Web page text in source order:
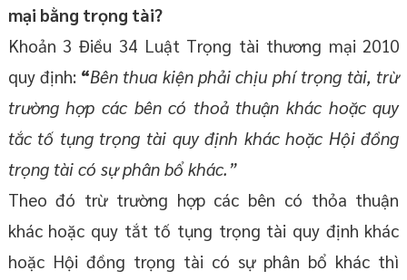
mại bằng trọng tài?
Khoản 3 Điều 34 Luật Trọng tài thương mại 2010
quy định: “Bên thua kiện phải chịu phí trọng tài, trừ
trường hợp các bên có thoả thuận khác hoặc quy
tắc tố tụng trọng tài quy định khác hoặc Hội đồng
trọng tài có sự phân bổ khác.”
Theo đó trừ trường hợp các bên có thỏa thuận
khác hoặc quy tắt tố tụng trọng tài quy định khác
hoặc Hội đồng trọng tài có sự phân bổ khác thì